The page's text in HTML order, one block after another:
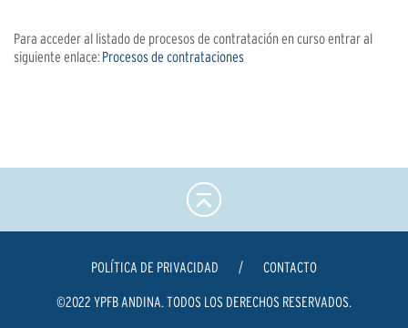
Para acceder al listado de procesos de contratación en curso entrar al
siguiente enlace:Procesos de contrataciones
POLÍTICA DE PRIVACIDAD / CONTACTO
©2022 YPFB ANDINA. TODOS LOS DERECHOS RESERVADOS.